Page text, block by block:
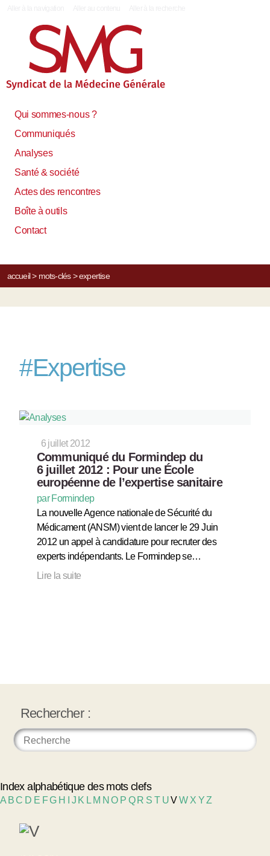
Qui sommes-nous ?
Communiqués
Analyses
Santé & société
Actes des rencontres
Boîte à outils
Contact
accueil> mots-clés> expertise
#Expertise
6 juillet 2012
Communiqué du Formindep du
6 juillet 2012 : Pour une École
européenne de l’expertise sanitaire
par Formindep
La nouvelle Agence nationale de Sécurité du
Médicament (ANSM) vient de lancer le 29 Juin
2012 un appel à candidature pour recruter des
experts indépendants. Le Formindep se…
Lire la suite
Rechercher :
Index alphabétique des mots clefs
A BC D E FG H J K L M NO P Q R S T UVW X YZ